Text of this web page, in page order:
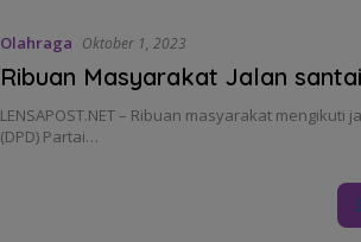
Olahraga Oktober 1, 2023
Ribuan Masyarakat Jalan
LENSAPOST.NET – Ribuan masyarakat
(DPD) Partai…